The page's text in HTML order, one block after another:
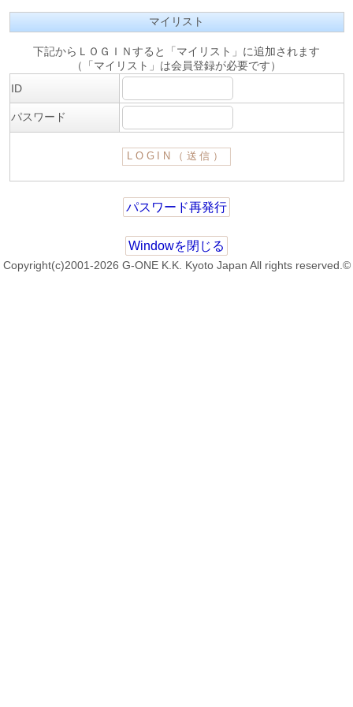
マイリスト
下記からＬＯＧＩＮすると「マイリスト」に追加されます
（「マイリスト」は会員登録が必要です）
ID
パスワード
パスワード再発行
Windowを閉じる
Copyright(c)2001-2026 G-ONE K.K. Kyoto Japan All rights reserved.©